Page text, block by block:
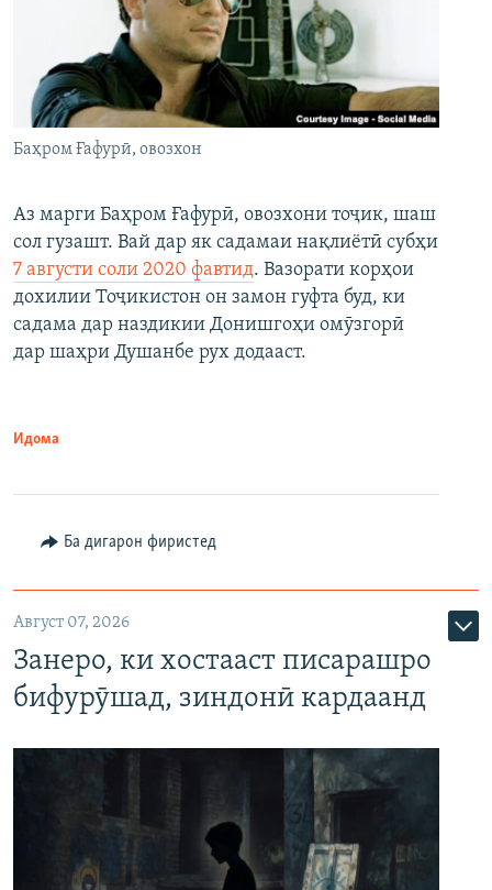
Баҳром Ғафурӣ, овозхон
Аз марги Баҳром Ғафурӣ, овозхони тоҷик, шаш
сол гузашт. Вай дар як садамаи нақлиётӣ субҳи
7 августи соли 2020 фавтид. Вазорати корҳои
дохилии Тоҷикистон он замон гуфта буд, ки
садама дар наздикии Донишгоҳи омӯзгорӣ
дар шаҳри Душанбе рух додааст.
Идома
Ба дигарон фиристед
Август 07, 2026
Занеро, ки хостааст писарашро
бифурӯшад, зиндонӣ кардаанд